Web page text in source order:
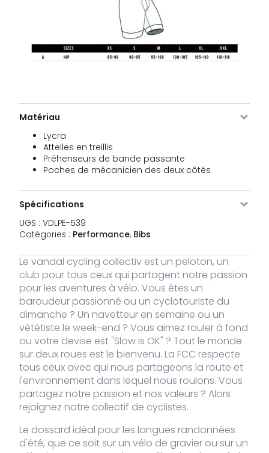
Matériau
Lycra
Attelles en treillis
Préhenseurs de bande passante
Poches de mécanicien des deux côtés
Spécifications
UGS : VDLPE-539
Catégories : Performance, Bibs
Le vandal cycling collectiv est un peloton, un
club pour tous ceux qui partagent notre passion
pour les aventures à vélo. Vous êtes un
baroudeur passionné ou un cyclotouriste du
dimanche ? Un navetteur en semaine ou un
vététiste le week-end ? Vous aimez rouler à fond
ou votre devise est "Slow is OK" ? Tout le monde
sur deux roues est le bienvenu. La FCC respecte
tous ceux avec qui nous partageons la route et
l'environnement dans lequel nous roulons. Vous
partagez notre passion et nos valeurs ? Alors
rejoignez notre collectif de cyclistes.
Le dossard idéal pour les longues randonnées
d'été, que ce soit sur un vélo de gravier ou sur un
Image SKU Couleur Taille Stock
VDLPE-
539-S
S 1 stock
VDLPE-
539-M
M
Rupture
de stock
99,00
VDLPE-
539-L
L 1 stock € 99,00
VDLPE-
XL
Rupture
de stock
€